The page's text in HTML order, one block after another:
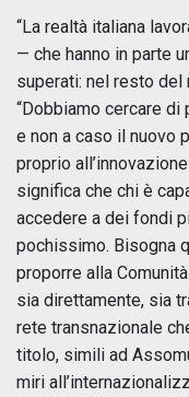
“La realtà italiana
— che hanno in parte
superati: nel resto del
“Dobbiamo cercare di
e non a caso il nuovo
proprio
significa che chi è
accedere a dei fondi
pochissimo. Bisogna
proporre alla
sia direttamente, sia
rete transnazionale
titolo, simili ad
miri